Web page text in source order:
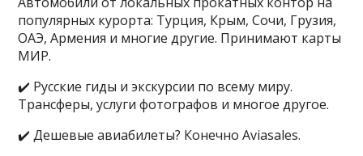
популярных курорта: Турция, Крым, Сочи, Грузия,
ОАЭ, Армения и многие другие. Принимают карты
МИР.
✔️ Русские гиды и экскурсии по всему миру.
Трансферы, услуги фотографов и многое другое.
✔️ Дешевые авиабилеты? Конечно Aviasales.